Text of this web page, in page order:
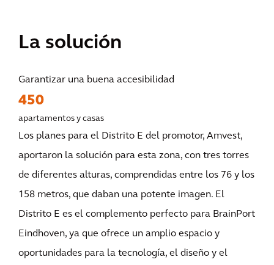
La solución
Garantizar una buena accesibilidad
450
apartamentos y casas
Los planes para el Distrito E del promotor, Amvest,
aportaron la solución para esta zona, con tres torres
de diferentes alturas, comprendidas entre los 76 y los
158 metros, que daban una potente imagen. El
Distrito E es el complemento perfecto para BrainPort
Eindhoven, ya que ofrece un amplio espacio y
oportunidades para la tecnología, el diseño y el